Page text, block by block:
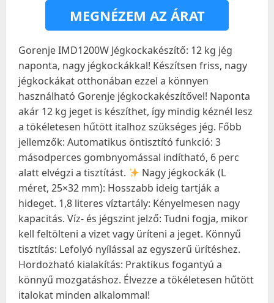
MEGNÉZEM AZ ÁRAT
Gorenje IMD1200W Jégkockakészítő: 12 kg jég
naponta, nagy jégkockákkal! Készítsen friss, nagy
jégkockákat otthonában ezzel a könnyen
használható Gorenje jégkockakészítővel! Naponta
akár 12 kg jeget is készíthet, így mindig kéznél lesz
a tökéletesen hűtött italhoz szükséges jég. Főbb
jellemzők: Automatikus öntisztító funkció: 3
másodperces gombnyomással indítható, 6 perc
alatt elvégzi a tisztítást.
Nagy jégkockák (L
méret, 25×32 mm): Hosszabb ideig tartják a
hideget. 1,8 literes víztartály: Kényelmesen nagy
kapacitás. Víz- és jégszint jelző: Tudni fogja, mikor
kell feltölteni a vizet vagy üríteni a jeget. Könnyű
tisztítás: Lefolyó nyílással az egyszerű ürítéshez.
Hordozható kialakítás: Praktikus fogantyú a
könnyű mozgatáshoz. Élvezze a tökéletesen hűtött
italokat minden alkalommal!